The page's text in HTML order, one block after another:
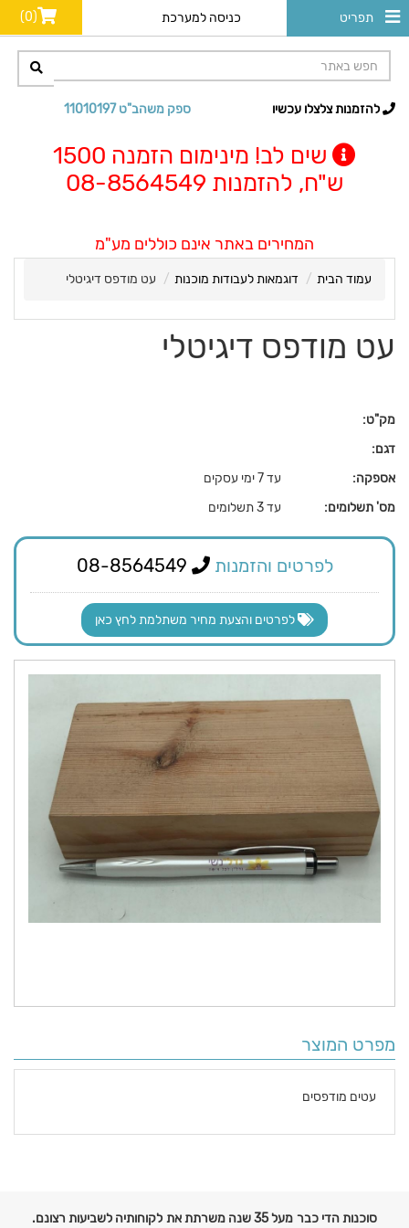
תפריט כניסה למערכת (0)
ספק משהב"ט 11010197 להזמנות צלצלו עכשיו
שים לב! מינימום הזמנה 1500
ש"ח, להזמנות 08-8564549
המחירים באתר אינם כוללים מע"מ
עמוד הבית דוגמאות לעבודות מוכנות עט מודפס דיגיטלי
עט מודפס דיגיטלי
מק"ט:
דגם:
אספקה:
עד 7 ימי עסקים
מס' תשלומים:
עד 3 תשלומים
לפרטים והזמנות
לפרטים והצעת מחיר משתלמת לחץ כאן
מפרט המוצר
עטים מודפסים
סוכנות הדי כבר מעל 35 שנה משרתת את לקוחותיה לשביעות רצונם.